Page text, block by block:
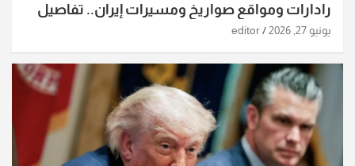
رادارات ومواقع صواريخ ومسيرات إيران.. تفاصيل
الساعات الماضية
يونيو 27, 2026 editor